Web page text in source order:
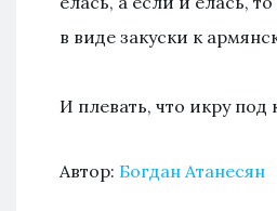
в виде закуски к
И плевать, что икру под
Автор: Богдан Атанесян